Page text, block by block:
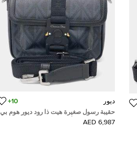
ديور 10+
حقيبة رسول صغيرة هيت ذا رود ديور هوم بي
في سي متعدد الألوان
6,987 AED